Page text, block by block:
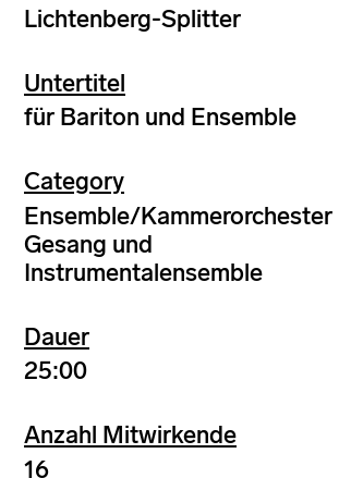
Lichtenberg-Splitter
Untertitel
für Bariton und Ensemble
Category
Ensemble/Kammerorchester
Gesang und
Instrumentalensemble
Dauer
25:00
Anzahl Mitwirkende
16